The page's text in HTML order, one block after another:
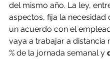
del mismo año. La ley,
aspectos, fija la necesidad
un acuerdo con el
vaya a trabajar a distancia
% de la jornada semanal y